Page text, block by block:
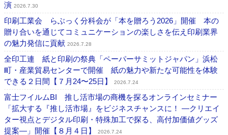
演 2026.7.30
印刷工業会 らぶっく分科会が「本を贈ろう2026」開催 本の
贈り合いを通じてコミュニケーションの楽しさを伝え印刷業界
の魅力発信に貢献 2026.7.28
全印工連 紙と印刷の祭典「ペーパーサミットジャパン」浜松
町・産業貿易センターで開催 紙の魅力や新たな可能性を体験
できる２日間【７月24〜25日】
2026.7.24
富士フイルムBI 推し活市場の商機を探るオンラインセミナー
「拡大する『推し活市場』をビジネスチャンスに！ ―クリエイ
ター視点とデジタル印刷・特殊加工で探る、高付加価値グッズ
提案―」開催【８月４日】
2026.7.24